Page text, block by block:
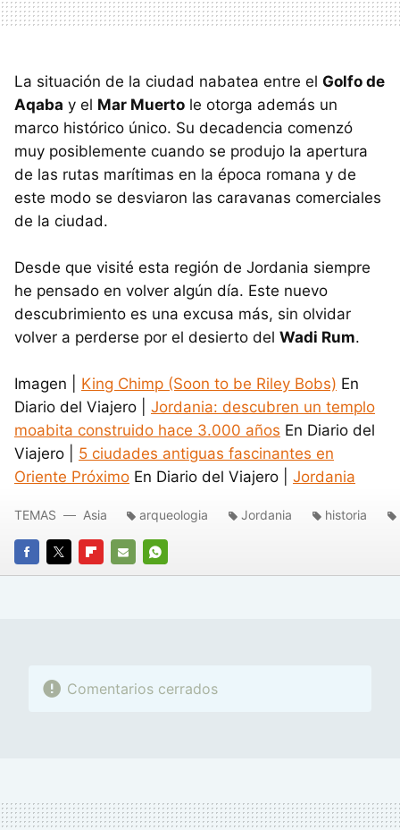
La situación de la ciudad nabatea entre el Golfo de
Aqaba y el Mar Muerto le otorga además un
marco histórico único. Su decadencia comenzó
muy posiblemente cuando se produjo la apertura
de las rutas marítimas en la época romana y de
este modo se desviaron las caravanas comerciales
de la ciudad.
Desde que visité esta región de Jordania siempre
he pensado en volver algún día. Este nuevo
descubrimiento es una excusa más, sin olvidar
volver a perderse por el desierto del Wadi Rum.
Imagen | King Chimp (Soon to be Riley Bobs) En
Diario del Viajero | Jordania: descubren un templo
moabita construido hace 3.000 años En Diario del
Viajero | 5 ciudades antiguas fascinantes en
Oriente Próximo En Diario del Viajero | Jordania
FACEBOOK
TWITTERFLIPBOARD
E-
WHATSAPP
TEMAS Asia arqueologia Jordania historia
Comentarios cerrados